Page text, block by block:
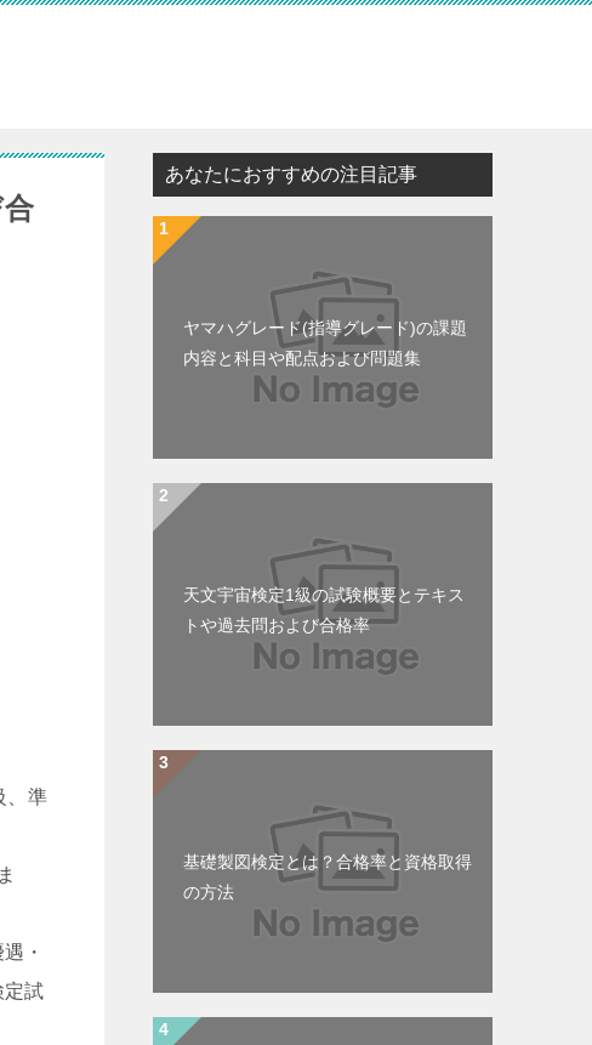
、準
・
定試
あなたにおすすめの注目記事
ヤマハグレード(指導グレード)の課題
内容と科目や配点および問題集
天文宇宙検定1級の試験概要とテキス
トや過去問および合格率
基礎製図検定とは？合格率と資格取得
の方法